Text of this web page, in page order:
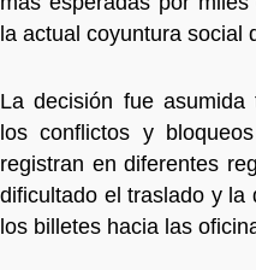
la actual coyuntura social
La decisión fue
los conflictos y
registran en diferentes
dificultado el traslado y la
los billetes hacia las